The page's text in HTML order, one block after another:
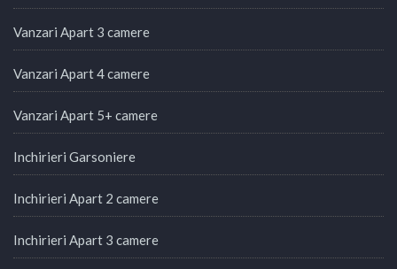
Vanzari Apart 3 camere
Vanzari Apart 4 camere
Vanzari Apart 5+ camere
Inchirieri Garsoniere
Inchirieri Apart 2 camere
Inchirieri Apart 3 camere